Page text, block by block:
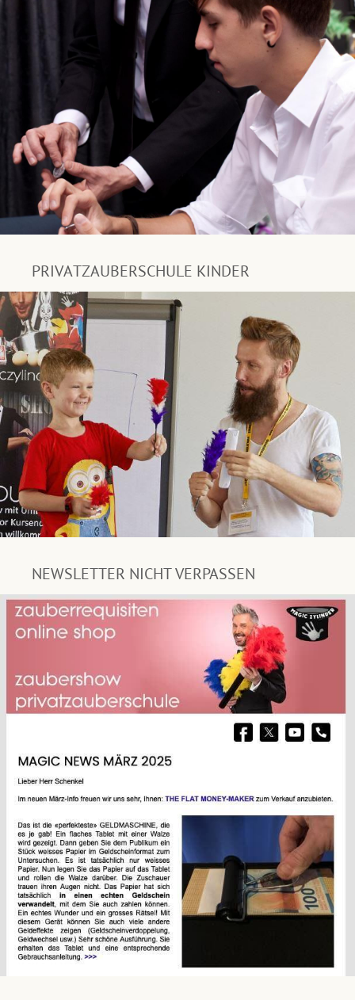
PRIVATZAUBERSCHULE KINDER
NEWSLETTER NICHT VERPASSEN